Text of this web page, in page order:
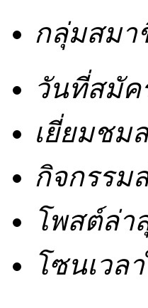
กลุ่มสมา
วันที่สมั
เยี่ยมชม
กิจกรรม
โพสต์ล่า
โซนเวลา